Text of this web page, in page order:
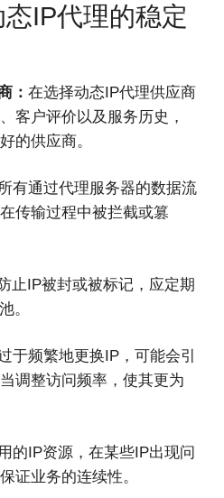
IP代理的稳定
： 在选择动态IP代理供应商
客户评价以及服务历史，
的供应商。
有通过代理服务器的数据流
传输过程中被拦截或篡
止IP被封或被标记，应定期
。
于频繁地更换IP，可能会引
调整访问频率，使其更为
的IP资源，在某些IP出现问
证业务的连续性。